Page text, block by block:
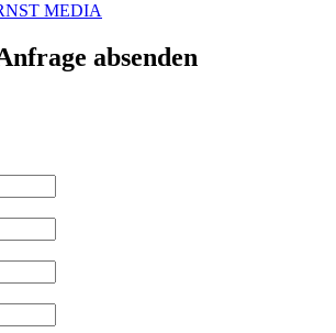
MEDIA
absenden